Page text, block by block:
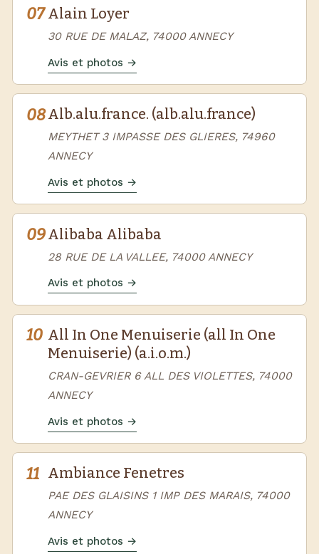
07 Alain Loyer
30 RUE DE MALAZ, 74000 ANNECY
Avis et photos →
08Alb.alu.france. (alb.alu.france)
MEYTHET 3 IMPASSE DES GLIERES, 74960
ANNECY
Avis et photos →
09Alibaba Alibaba
28 RUE DE LA VALLEE, 74000 ANNECY
Avis et photos →
10 All In One Menuiserie (all In One
Menuiserie) (a.i.o.m.)
CRAN-GEVRIER 6 ALL DES VIOLETTES, 74000
ANNECY
Avis et photos →
11 Ambiance Fenetres
PAE DES GLAISINS 1 IMP DES MARAIS, 74000
ANNECY
Avis et photos →